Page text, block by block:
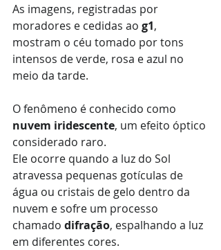
As imagens, registradas por
moradores e cedidas ao g1,
mostram o céu tomado por tons
intensos de verde, rosa e azul no
meio da tarde.
O fenômeno é conhecido como
nuvem iridescente, um efeito óptico
considerado raro.
Ele ocorre quando a luz do Sol
atravessa pequenas gotículas de
água ou cristais de gelo dentro da
nuvem e sofre um processo
chamado difração, espalhando a luz
em diferentes cores.